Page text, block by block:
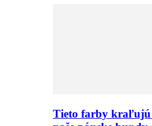
Tieto farby kraľujú